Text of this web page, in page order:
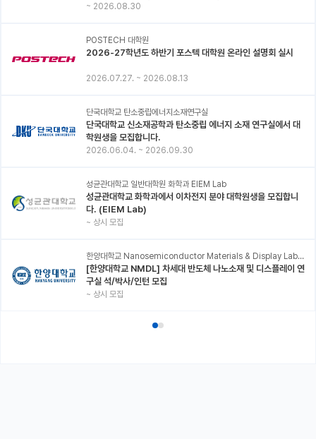
~ 2026.08.30
POSTECH 대학원
2026-27학년도 하반기 포스텍 대학원 온라인 설명회 실시
2026.07.27. ~ 2026.08.13
단국대학교 탄소중립에너지소재연구실
단국대학교 신소재공학과 탄소중립 에너지 소재 연구실에서 대
학원생을 모집합니다.
2026.06.04. ~ 2026.09.30
성균관대학교 일반대학원 화학과 EIEM Lab
성균관대학교 화학과에서 이차전지 분야 대학원생을 모집합니
다. (EIEM Lab)
~ 상시 모집
한양대학교 Nanosemiconductor Materials & Display Laboratory
[한양대학교 NMDL] 차세대 반도체 나노소재 및 디스플레이 연
구실 석/박사/인턴 모집
~ 상시 모집